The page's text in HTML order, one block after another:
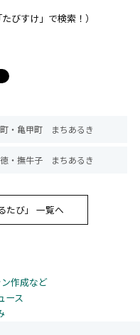
すけ」で検索！）
町・亀甲町 まちあるき
徳・撫牛子 まちあるき
たび」 一覧へ